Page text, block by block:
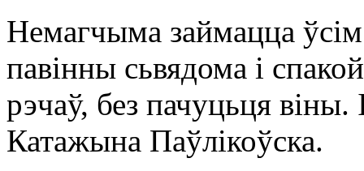
Немагчыма займацца
павінны сьвядома і
рэчаў, без пачуцьця віны.
Катажына Паўлікоўска.